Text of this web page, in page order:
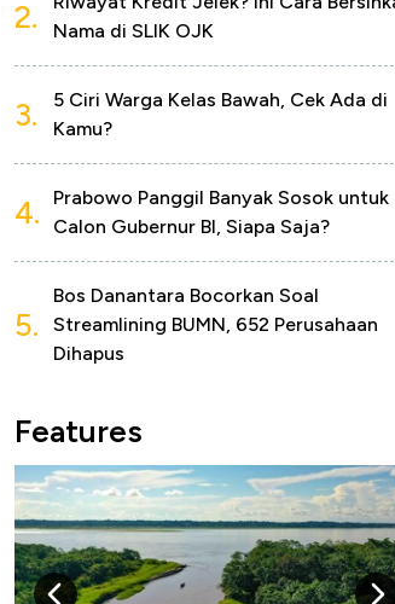
2.
Nama di SLIK OJK
3.
5 Ciri Warga Kelas Bawah, Cek Ada di
Kamu?
4.
Prabowo Panggil Banyak Sosok untuk
Calon Gubernur BI, Siapa Saja?
5.
Bos Danantara Bocorkan Soal
Streamlining BUMN, 652 Perusahaan
Dihapus
Features